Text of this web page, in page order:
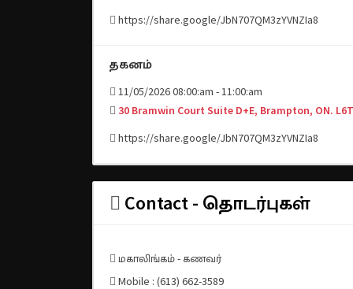
https://share.google/JbN707QM3zYVNZIa8
தகனம்
11/05/2026 08:00:am - 11:00:am
30 Bramwin Court Suite D+E, Brampton, ON.
https://share.google/JbN707QM3zYVNZIa8
Contact - தொடர்புகள்
மகாலிங்கம் - கணவர்
Mobile : (613) 662-3589